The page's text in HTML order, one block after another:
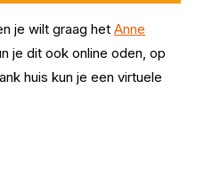
je wilt graag het Anne
je dit ook online oden, op
huis kun je een virtuele